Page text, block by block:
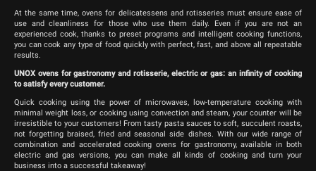
At the same time, ovens for delicatessens and rotisseries must ensure ease of
use and cleanliness for those who use them daily. Even if you are not an
experienced cook, thanks to preset programs and intelligent cooking functions,
you can cook any type of food quickly with perfect, fast, and above all repeatable
results.
UNOX ovens for gastronomy and rotisserie, electric or gas: an infinity of cooking
to satisfy every customer.
Quick cooking using the power of microwaves, low-temperature cooking with
minimal weight loss, or cooking using convection and steam, your counter will be
irresistible to your customers! From tasty pasta sauces to soft, succulent roasts,
not forgetting braised, fried and seasonal side dishes. With our wide range of
combination and accelerated cooking ovens for gastronomy, available in both
electric and gas versions, you can make all kinds of cooking and turn your
business into a successful takeaway!